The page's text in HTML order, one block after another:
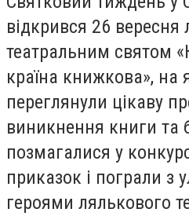
відкрився 26 вересня
театральним святом
країна книжкова», на
переглянули цікаву
виникнення книги та
позмагалися у
приказок і пограли з
героями лялькового